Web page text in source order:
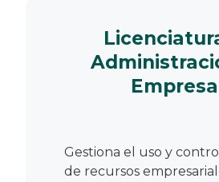
Gestiona el uso y
de recursos